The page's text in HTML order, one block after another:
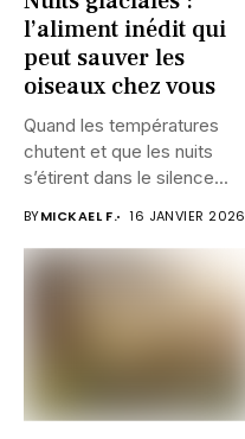
l’aliment inédit qui
peut sauver les
oiseaux chez vous
Quand les températures
chutent et que les nuits
s’étirent dans le silence...
BYMICKAEL F. 16 JANVIER 2026